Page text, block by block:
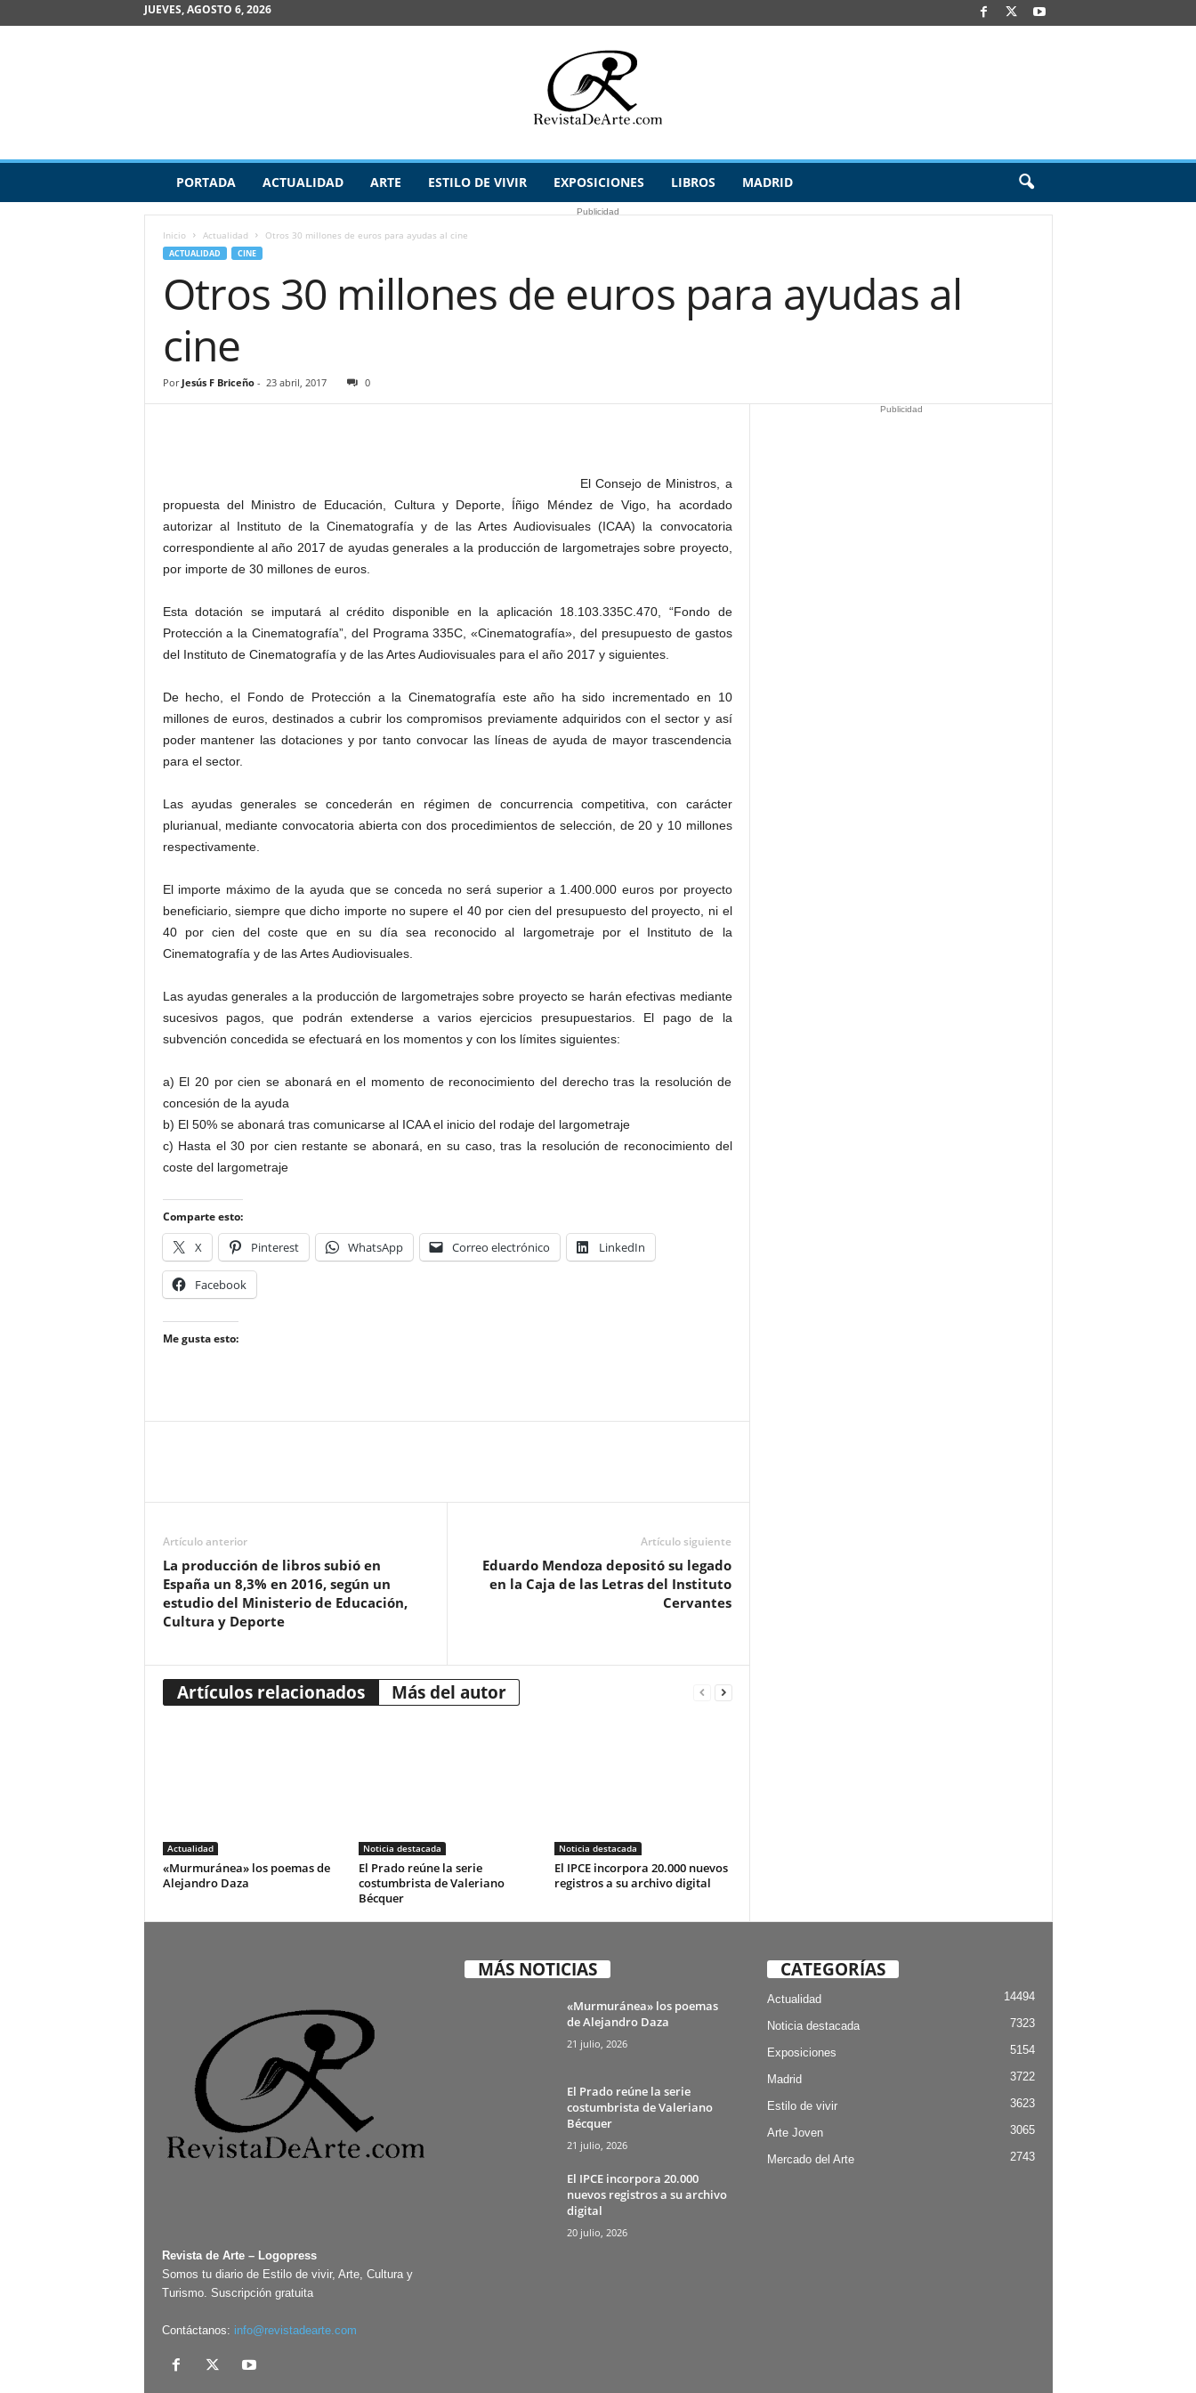
JUEVES, AGOSTO 6, 2026
v
PORTADA ACTUALIDAD ARTE ESTILO DE VIVIR EXPOSICIONES LIBROS MADRID
Publicidad
Inicio Actualidad Otros 30 millones de euros para ayudas al cine
ACTUALIDAD CINE
Otros 30 millones de euros para ayudas al
cine
Por Jesús F Briceño- 23 abril, 2017 0
El Consejo de Ministros, a
propuesta del Ministro de Educación, Cultura y Deporte, Íñigo Méndez de Vigo, ha acordado
autorizar al Instituto de la Cinematografía y de las Artes Audiovisuales (ICAA) la convocatoria
correspondiente al año 2017 de ayudas generales a la producción de largometrajes sobre proyecto,
por importe de 30 millones de euros.
Esta dotación se imputará al crédito disponible en la aplicación 18.103.335C.470, “Fondo de
Protección a la Cinematografía”, del Programa 335C, «Cinematografía», del presupuesto de gastos
del Instituto de Cinematografía y de las Artes Audiovisuales para el año 2017 y siguientes.
De hecho, el Fondo de Protección a la Cinematografía este año ha sido incrementado en 10
millones de euros, destinados a cubrir los compromisos previamente adquiridos con el sector y así
poder mantener las dotaciones y por tanto convocar las líneas de ayuda de mayor trascendencia
para el sector.
Las ayudas generales se concederán en régimen de concurrencia competitiva, con carácter
plurianual, mediante convocatoria abierta con dos procedimientos de selección, de 20 y 10 millones
respectivamente.
El importe máximo de la ayuda que se conceda no será superior a 1.400.000 euros por proyecto
beneficiario, siempre que dicho importe no supere el 40 por cien del presupuesto del proyecto, ni el
40 por cien del coste que en su día sea reconocido al largometraje por el Instituto de la
Cinematografía y de las Artes Audiovisuales.
Las ayudas generales a la producción de largometrajes sobre proyecto se harán efectivas mediante
sucesivos pagos, que podrán extenderse a varios ejercicios presupuestarios. El pago de la
subvención concedida se efectuará en los momentos y con los límites siguientes:
a) El 20 por cien se abonará en el momento de reconocimiento del derecho tras la resolución de
concesión de la ayuda
b) El 50% se abonará tras comunicarse al ICAA el inicio del rodaje del largometraje
c) Hasta el 30 por cien restante se abonará, en su caso, tras la resolución de reconocimiento del
coste del largometraje
Comparte esto:
X Pinterest WhatsApp Correo electrónico LinkedIn
Facebook
Me gusta esto:
Artículo anterior
La producción de libros subió en
España un 8,3% en 2016, según un
estudio del Ministerio de Educación,
Cultura y Deporte
Artículo siguiente
Eduardo Mendoza depositó su legado
en la Caja de las Letras del Instituto
Cervantes
Artículos relacionados Más del autor
Actualidad
«Murmuránea» los poemas de
Alejandro Daza
Noticia destacada
El Prado reúne la serie
costumbrista de Valeriano
Bécquer
Noticia destacada
El IPCE incorpora 20.000 nuevos
registros a su archivo digital
Publicidad
Revista de Arte – Logopress
Somos tu diario de Estilo de vivir, Arte, Cultura y
Turismo. Suscripción gratuita
Contáctanos: info@revistadearte.com
MÁS NOTICIAS
«Murmuránea» los poemas
de Alejandro Daza
21 julio, 2026
El Prado reúne la serie
costumbrista de Valeriano
Bécquer
21 julio, 2026
El IPCE incorpora 20.000
nuevos registros a su archivo
digital
20 julio, 2026
CATEGORÍAS
Actualidad 14494
Noticia destacada 7323
Exposiciones 5154
Madrid 3722
Estilo de vivir 3623
Arte Joven 3065
Mercado del Arte 2743